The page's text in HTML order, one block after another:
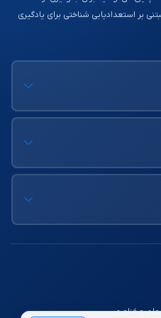
در سراسر ایران و به صورت
برگزار می‌شود. در تمام این
توسط استاد انجام می‌شود.
این آموزشگاه در احمد آباد، بلوار رضا، کوچه ۳، پلاک ۸۳، طبقه
دوره‌های کامپیوتر،
حسابداری، مهارت‌های هفتگانه کامپیوتر، ICDL، طراحی و امنیت
افزارهای اداری، تعمیرکار عمومی
بر استعدادیابی شناختی برای یادگیری